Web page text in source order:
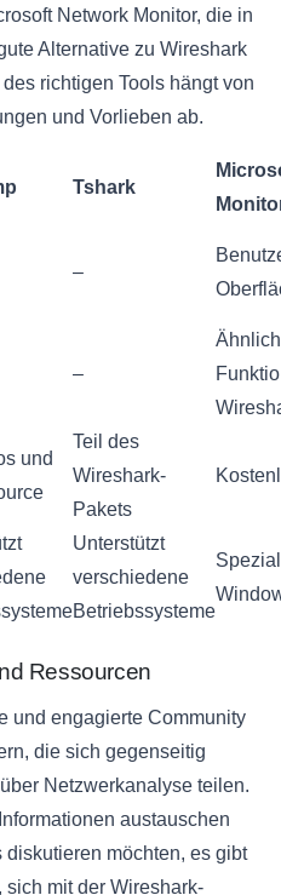
Network Monitor, die in
Alternative zu Wireshark
richtigen Tools hängt von
und Vorlieben ab.
Tshark
–
–
und
Teil des
Wireshark-
Pakets
Unterstützt
verschiedene
Betriebssysteme
Ressourcen
und engagierte Community
die sich gegenseitig
Netzwerkanalyse teilen.
austauschen
möchten, es gibt
mit der Wireshark-